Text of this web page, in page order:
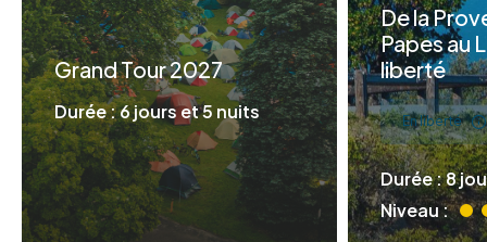
Grand Tour 2027
Durée : 6 jours et 5 nuits
De la
Papes au
liberté
En liberté
Durée : 8
Niveau :